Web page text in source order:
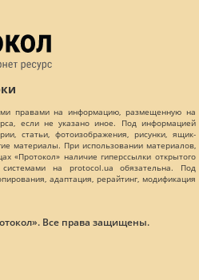
правами на информацию, размещенную на
если не указано иное. Под информацией
статьи, фотоизображения, рисунки, ящик-
материалы. При использовании материалов,
«Протокол» наличие гиперссылки открытого
на protocol.ua обязательна. Под
адаптация, рерайтинг, модификация
Все права защищены.